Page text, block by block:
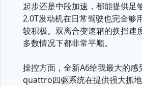
起步还是中段加速，都能提供足
2.0T发动机在日常驾驶也完全够
较积极。双离合变速箱的换挡速
多数情况下都非常平顺。
操控方面，全新A6给我最大的感受
quattro四驱系统在提供强大抓